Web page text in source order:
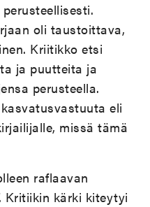
oli taustoittava,
Kriitikko etsi
ja puutteita ja
perusteella.
eli
missä tämä
raflaavan
Kritiikin kärki kiteytyi